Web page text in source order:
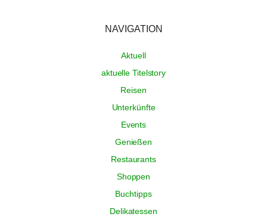
NAVIGATION
Aktuell
aktuelle Titelstory
Reisen
Unterkünfte
Events
Genießen
Restaurants
Shoppen
Buchtipps
Delikatessen